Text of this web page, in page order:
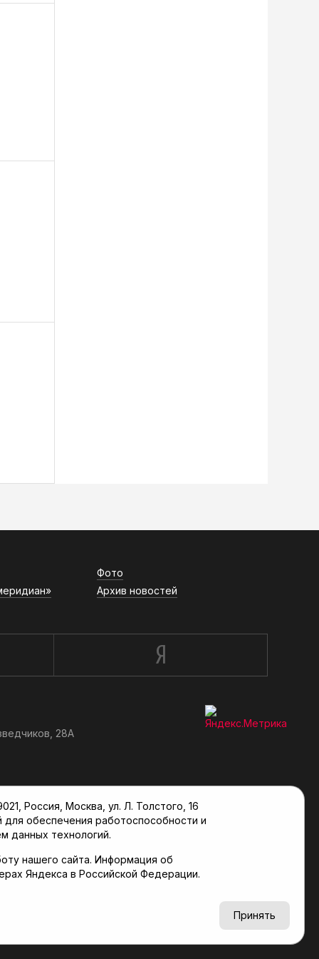
Фото
Архив новостей
28А
6+
Россия, Москва, ул. Л. Толстого, 16
обеспечения работоспособности и
данных технологий.
нашего сайта. Информация об
Яндекса в Российской Федерации.
Принять